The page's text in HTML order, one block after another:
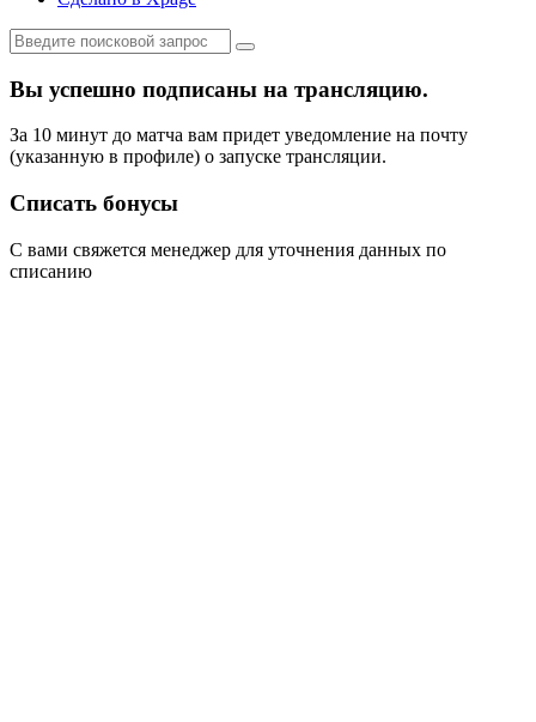
Вы успешно подписаны на трансляцию.
За 10 минут до матча вам придет уведомление на почту
(указанную в профиле) о запуске трансляции.
Списать бонусы
С вами свяжется менеджер для уточнения данных по
списанию